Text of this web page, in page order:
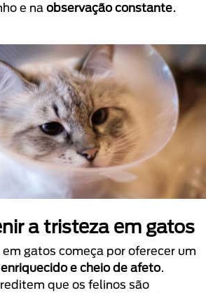
e na observação constante.
a tristeza em gatos
gatos começa por oferecer um
e cheio de afeto.
que os felinos são